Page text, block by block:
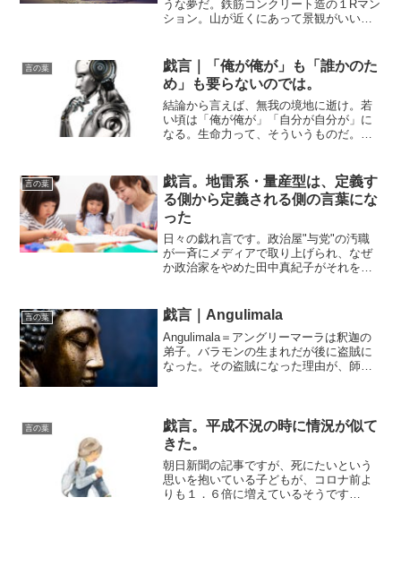
うな夢だ。鉄筋コンクリート造の１Rマン
ション。山が近くにあって景観がいい。
ら出ずに暮らしている人がいる。で、そ
の生活を見に行った、...
言の葉
戯言｜「俺が俺が」も「誰かのた
め」も要らないのでは。
結論から言えば、無我の境地に逝け。若
い頃は「俺が俺が」「自分が自分が」に
なる。生命力って、そういうものだ。人
それは徳が高いのかもしれない。でも、
いつしか「俺が俺が」はみ...
言の葉
戯言。地雷系・量産型は、定義す
る側から定義される側の言葉にな
った
日々の戯れ言です。政治屋"与党"の汚職
が一斉にメディアで取り上げられ、なぜ
か政治家をやめた田中真紀子がそれを批
券で裏金つくりの内容についてはあまり
興味がない。それよりも...
言の葉 戯言｜Angulimala
Angulimala＝アングリーマーラは釈迦の
弟子。バラモンの生まれだが後に盗賊に
なった。その盗賊になった理由が、師匠
指集めろ！と半...
言の葉
戯言。平成不況の時に情況が似て
きた。
朝日新聞の記事ですが、死にたいという
思いを抱いている子どもが、コロナ前よ
りも１．６倍に増えているそうです